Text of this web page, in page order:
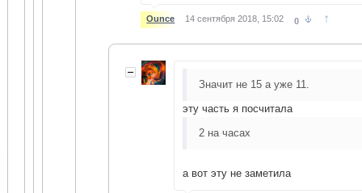
Ounce 14 сентября 2018, 15:02 0 ↑
Значит не 15 а уже 11.
эту часть я посчитала
2 на часах
а вот эту не заметила